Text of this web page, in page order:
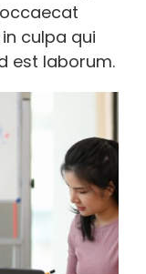
culpa qui
est laborum.